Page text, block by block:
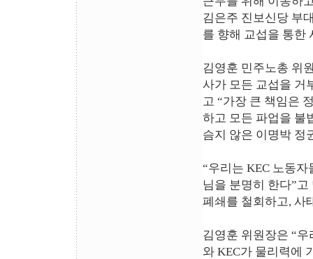
김은주 진보신당 부
를 향해 교섭을 통한
김영훈 민주노총 위
사가 모든 교섭을 거
고 “가장 큰 책임은
하고 모든 파업을 불
슴지 않은 이명박 정
“우리는 KEC 노동
님을 분명히 한다”
폐쇄를 철회하고, 사
김영훈 위원장은 “
와 KEC가 물리력에